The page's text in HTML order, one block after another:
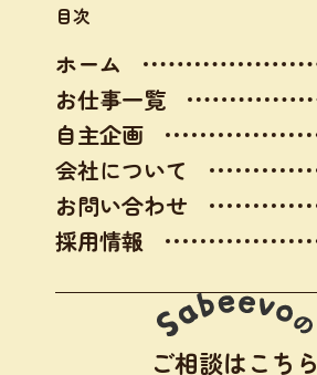
目次
ホーム
お仕事一覧
自主企画
会社について
お問い合わせ
採用情報
ご相談はこちら